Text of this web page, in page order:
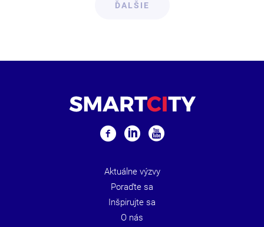
ĎALŠIE
Aktuálne výzvy
Poraďte sa
Inšpirujte sa
O nás